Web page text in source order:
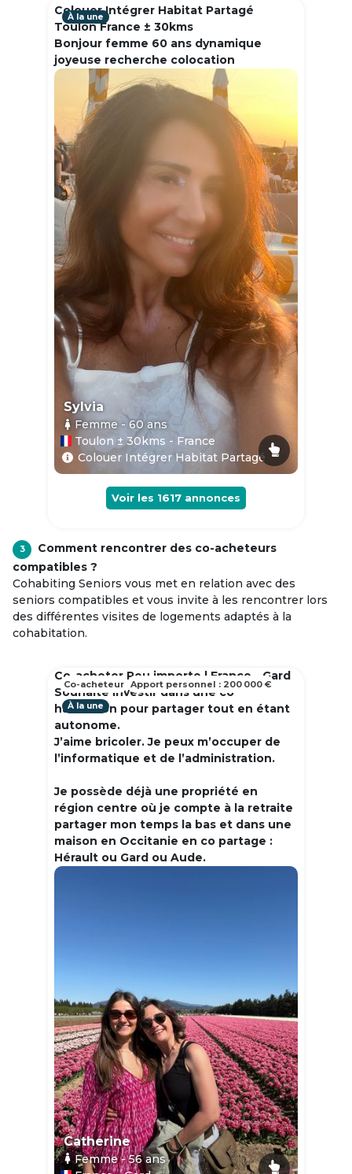
Colouer Intégrer Habitat Partagé
Toulon France ± 30kms
Bonjour femme 60 ans dynamique
joyeuse recherche colocation
À la une
Sylvia
Femme - 60ans
Toulon ± 30kms - France
Colouer Intégrer Habitat Partagé
Voir les 1617 annonces
3
Comment rencontrer des co-acheteurs
compatibles ?
Cohabiting Seniors vous met en relation avec des
seniors compatibles et vous invite à les rencontrer lors
des différentes visites de logements adaptés à la
cohabitation.
Co-acheter Peu importe | France - Gard
Souhaite investir dans une co
habitation pour partager tout en étant
autonome.
J’aime bricoler. Je peux m’occuper de
l’informatique et de l’administration.
Je possède déjà une propriété en
région centre où je compte à la retraite
partager mon temps la bas et dans une
maison en Occitanie en co partage :
Hérault ou Gard ou Aude.
À la une
Catherine
Femme- 56ans
Co-acheteur Apport personnel : 200 000 €